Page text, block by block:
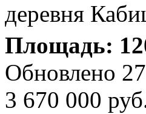
деревня
Площадь:
Обновлено
3 670 000